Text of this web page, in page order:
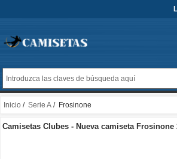
Inicio / Serie A / Frosinone
Camisetas Clubes - Nueva camiseta Frosinone